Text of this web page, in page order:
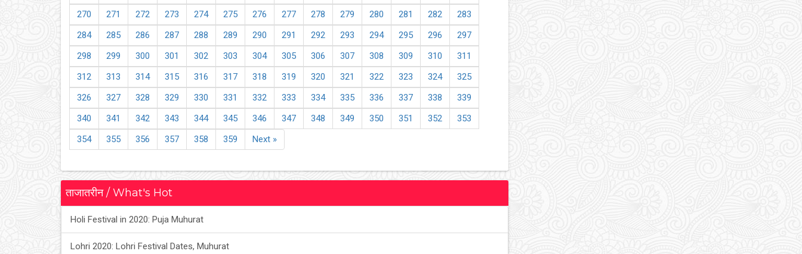
270
271 272 273 274 275 276 277 278 279 280 281 282
283
284
285 286 287 288 289 290 291 292 293 294 295 296
297
298
299 300 301 302 303 304 305 306 307 308 309 310
311
312
313 314 315 316 317 318 319 320 321 322 323 324
325
326
327 328 329 330 331 332 333 334 335 336 337 338
339
340
341 342 343 344 345 346 347 348 349 350 351 352
353
354
355 356 357 358 359 Next »
ताजातरीन / What's Hot
Holi Festival in 2020: Puja Muhurat
Lohri 2020: Lohri Festival Dates, Muhurat